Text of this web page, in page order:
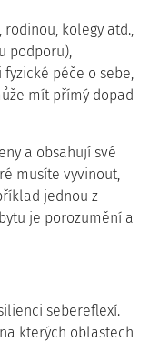
kolegy atd.,
podporu),
péče o sebe,
mít přímý dopad
a obsahují své
musíte vyvinout,
jednou z
je porozumění a
sebereflexí.
kterých oblastech